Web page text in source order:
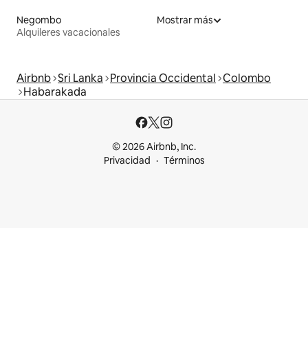
Negombo
Alquileres vacacionales
Mostrar más
Airbnb Sri Lanka Provincia Occidental Colombo
Habarakada
© 2026 Airbnb, Inc.
Privacidad
Términos